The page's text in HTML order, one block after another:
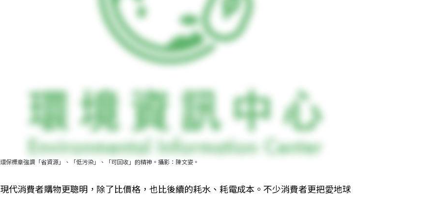
環保標章強調「省資源」、「低污染」、「可回收」的精神。攝影：陳文姿。
現代消費者購物更聰明，除了比價格，也比後續的耗水、耗電成本。不少消費者更把愛地球